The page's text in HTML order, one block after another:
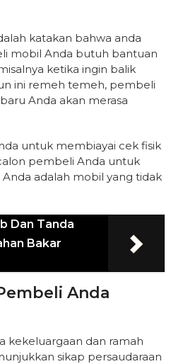
katakan bahwa anda
mobil Anda butuh bantuan
ketika ingin balik
ini remeh temeh, pembeli
Anda akan merasa
untuk membiayai cek fisik
pembeli Anda untuk
adalah mobil yang tidak
Dan Tanda
Bakar
Anda
kekeluargaan dan ramah
sikap persaudaraan